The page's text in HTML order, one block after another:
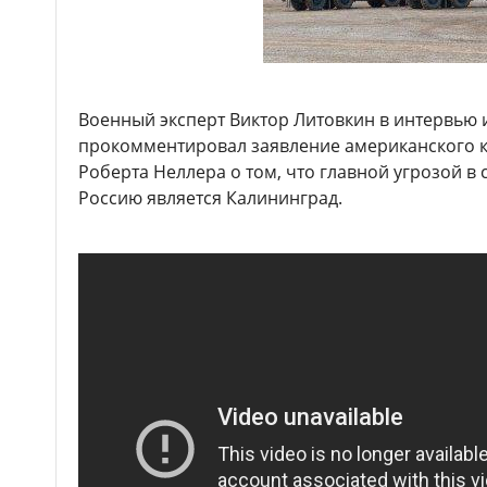
Военный эксперт Виктор Литовкин в
прокомментировал заявление
Роберта Неллера о том, что главной угрозой
Россию является Калининград.